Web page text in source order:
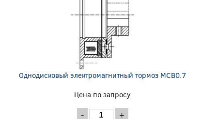
Однодисковый электромагнитный тормоз MCB0.7
Цена по запросу
- +